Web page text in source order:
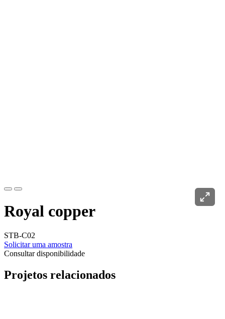
Royal copper
STB-C02
Solicitar uma amostra
Consultar disponibilidade
Projetos relacionados